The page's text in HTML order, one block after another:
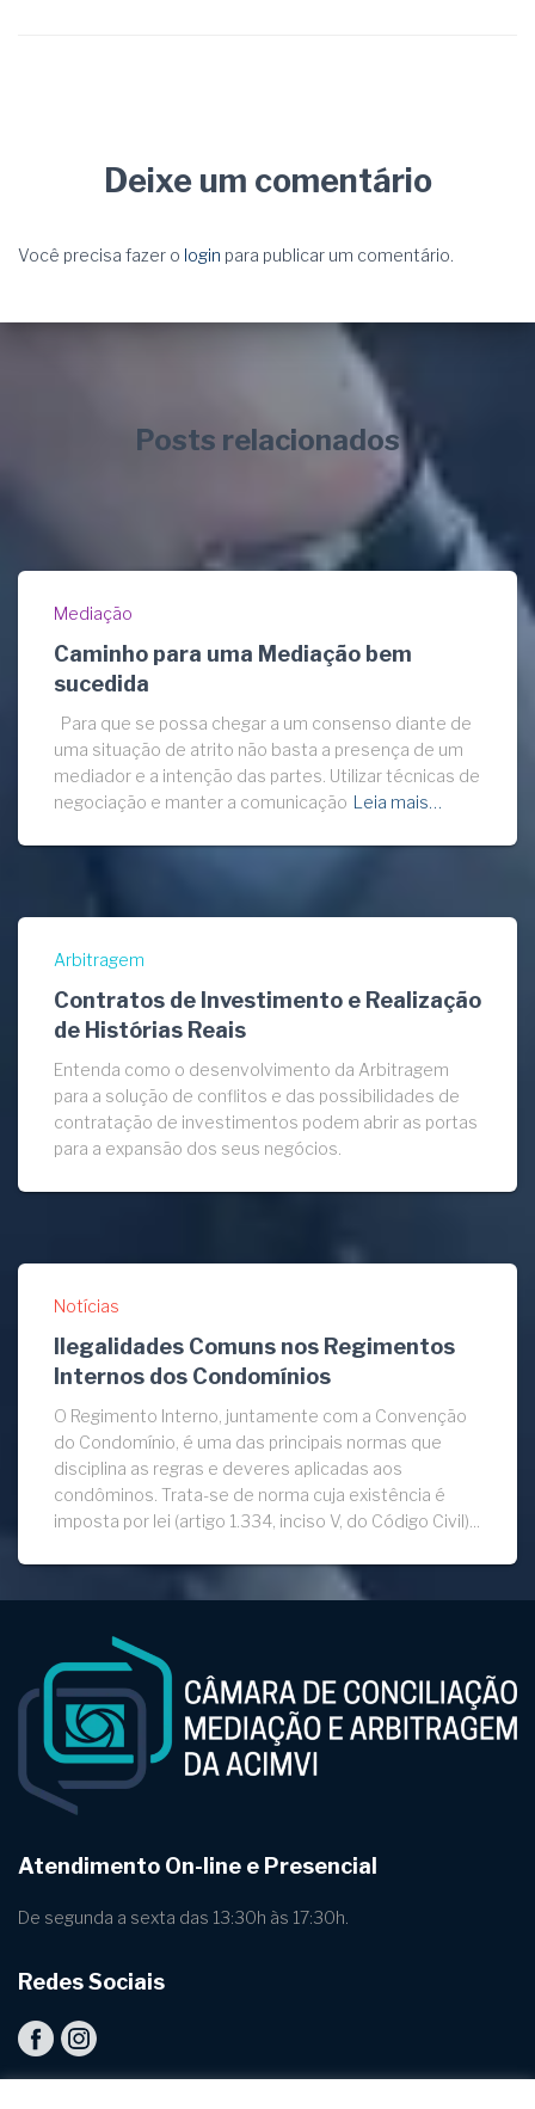
Deixe um comentário
Você precisa fazer o login para publicar um comentário.
Posts relacionados
Mediação
Caminho para uma Mediação bem
sucedida
Para que se possa chegar a um consenso diante de
uma situação de atrito não basta a presença de um
mediador e a intenção das partes. Utilizar técnicas de
negociação e manter a comunicação Leia mais…
Arbitragem
Contratos de Investimento e Realização
de Histórias Reais
Entenda como o desenvolvimento da Arbitragem
para a solução de conflitos e das possibilidades de
contratação de investimentos podem abrir as portas
para a expansão dos seus negócios.
Notícias
Ilegalidades Comuns nos Regimentos
Internos dos Condomínios
O Regimento Interno, juntamente com a Convenção
do Condomínio, é uma das principais normas que
disciplina as regras e deveres aplicadas aos
condôminos. Trata-se de norma cuja existência é
imposta por lei (artigo 1.334, inciso V, do Código Civil)...
Atendimento On-line e Presencial
De segunda a sexta das 13:30h às 17:30h.
Redes Sociais